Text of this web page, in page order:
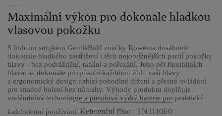
Maximální výkon pro dokonale hladkou
vlasovou pokožku
S holicím strojkem GentleBald značky Rowenta dosáhnete
dokonale hladkého zastřižení i těch nejobtížnějších partií pokožky
hlavy - bez podráždění, tahání a pořezání. Jeho pět flexibilních
hlavic se dokonale přizpůsobí každému úhlu vaší hlavy
a ergonomický design nabízí pohodlné držení a přesné ovládání
pro snadné holení bez námahy. Výhody produktu doplňuje
voděodolná technologie a působivá výdrž baterie pro praktické
každodenní používání. Referenční číslo : TN3110E0